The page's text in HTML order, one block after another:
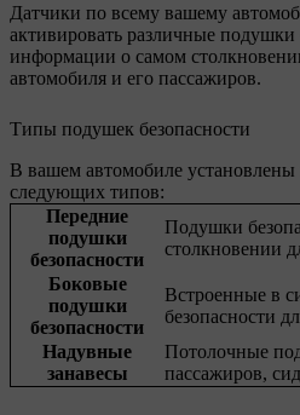
Датчики по всему вашему
активировать различные подушки
информации о самом
автомобиля и его пассажиров.
Типы подушек безопасности
В вашем автомобиле
следующих типов:
Передние
подушки
безопасности
Подушки
столкновении
Боковые
подушки
безопасности
Встроенные в
безопасности
Надувные
занавесы
Потолочные
пассажиров,